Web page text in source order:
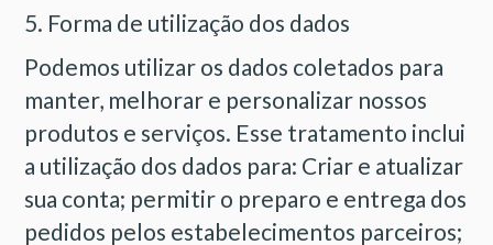
5. Forma de utilização dos dados
Podemos utilizar os dados coletados para
manter, melhorar e personalizar nossos
produtos e serviços. Esse tratamento inclui
a utilização dos dados para: Criar e atualizar
sua conta; permitir o preparo e entrega dos
pedidos pelos estabelecimentos parceiros;